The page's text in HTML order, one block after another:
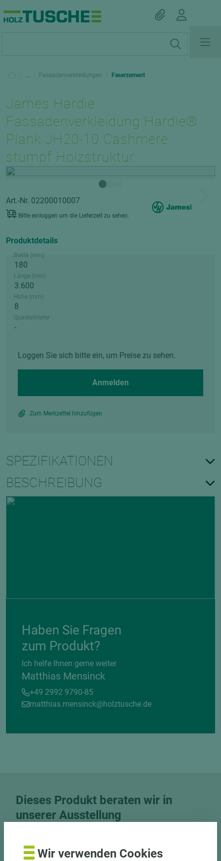
... Fassadenverkleidungen Faserzement
James Hardie
Fassadenverkleidung Hardie®
Plank JH20-10 Cashmere
stumpf Holzstruktur
Art.-Nr. 02200010007
Bitte einloggen um die Lieferzeit zu sehen.
Produktdetails
Breite (mm)
Länge (mm)
Höhe (mm)
Quadratmeter
Loggen Sie sich bitte ein, um Preise zu sehen.
Anmelden
Zum Merkzettel hinzufügen
SPEZIFIKATIONEN
BESCHREIBUNG
Haben Sie Fragen
zum Produkt?
Ich helfe Ihnen gerne weiter
Matthias Mensinck
+49 2992 9790-85
matthias.mensinck@holztusche.de
Dieses Produkt beraten wir in
unserer Ausstellung
unser Know-How für Trends, Farben und Räume.
Wir verwenden Cookies